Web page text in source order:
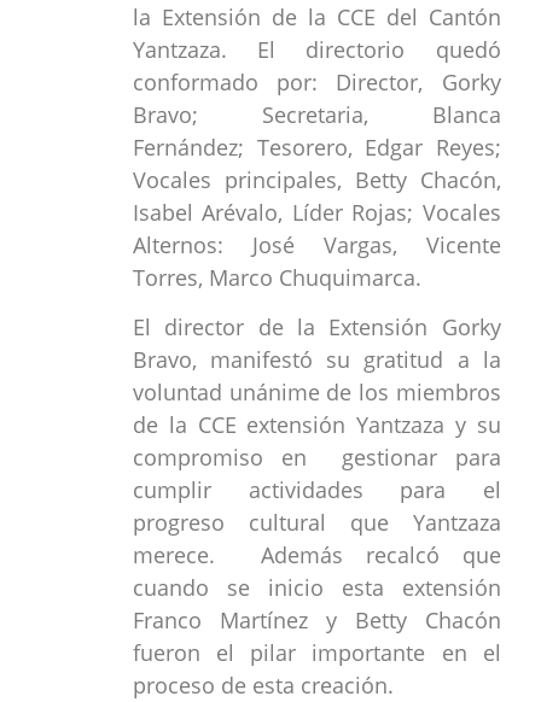
la Extensión de la CCE del Cantón
Yantzaza. El directorio quedó
conformado por: Director, Gorky
Bravo; Secretaria, Blanca
Fernández; Tesorero, Edgar Reyes;
Vocales principales, Betty Chacón,
Isabel Arévalo, Líder Rojas; Vocales
Alternos: José Vargas, Vicente
Torres, Marco Chuquimarca.
El director de la Extensión Gorky
Bravo, manifestó su gratitud a la
voluntad unánime de los miembros
de la CCE extensión Yantzaza y su
compromiso en gestionar para
cumplir actividades para el
progreso cultural que Yantzaza
merece. Además recalcó que
cuando se inicio esta extensión
Franco Martínez y Betty Chacón
fueron el pilar importante en el
proceso de esta creación.